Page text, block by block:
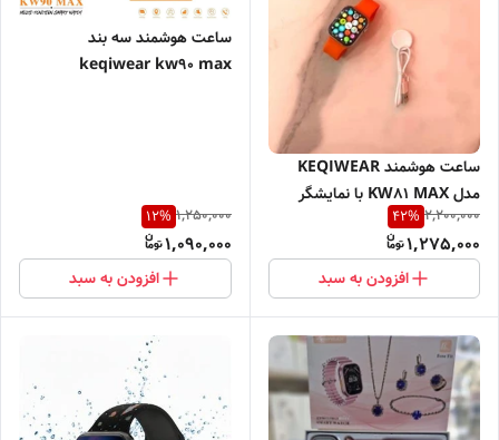
ساعت هوشمند KEQIWEAR
مدل KW81 MAX با نمایشگر
سوپر آمولد
2,200,000
42%
1,275,000
افزودن به سبد
ساعت هوشمند سه بند
keqiwear kw90 max
1,250,000
12%
1,090,000
افزودن به سبد